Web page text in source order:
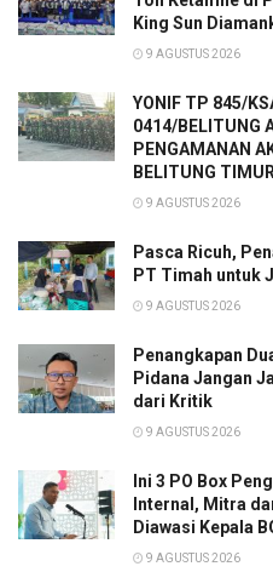
King Sun
9 AGUSTUS 2026
YONIF TP 845/
0414/BELITUNG
PENGAMANAN
BELITUNG TIMUR
9 AGUSTUS 2026
Pasca Ricuh,
PT Timah untuk
9 AGUSTUS 2026
Penangkapan
Pidana Jangan
dari Kritik
9 AGUSTUS 2026
Ini 3 PO Box
Internal, Mitra
Diawasi Kepala
9 AGUSTUS 2026